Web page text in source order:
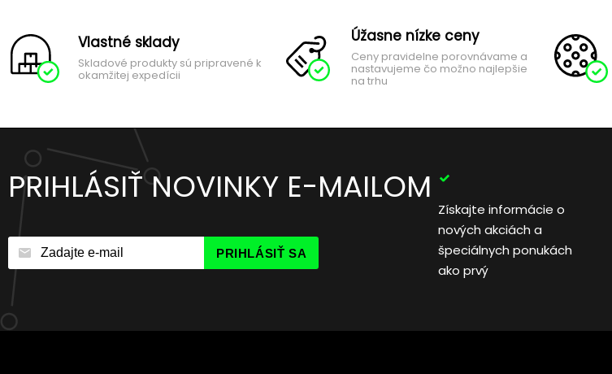
Vlastné sklady
Skladové produkty sú pripravené k
okamžitej expedícii
Úžasne nízke ceny
Ceny pravidelne porovnávame a
nastavujeme čo možno najlepšie
na trhu
PRIHLÁSIŤ NOVINKY E-MAILOM
PRIHLÁSIŤ SA
Získajte informácie o
nových akciách a
špeciálnych ponukách
ako prvý